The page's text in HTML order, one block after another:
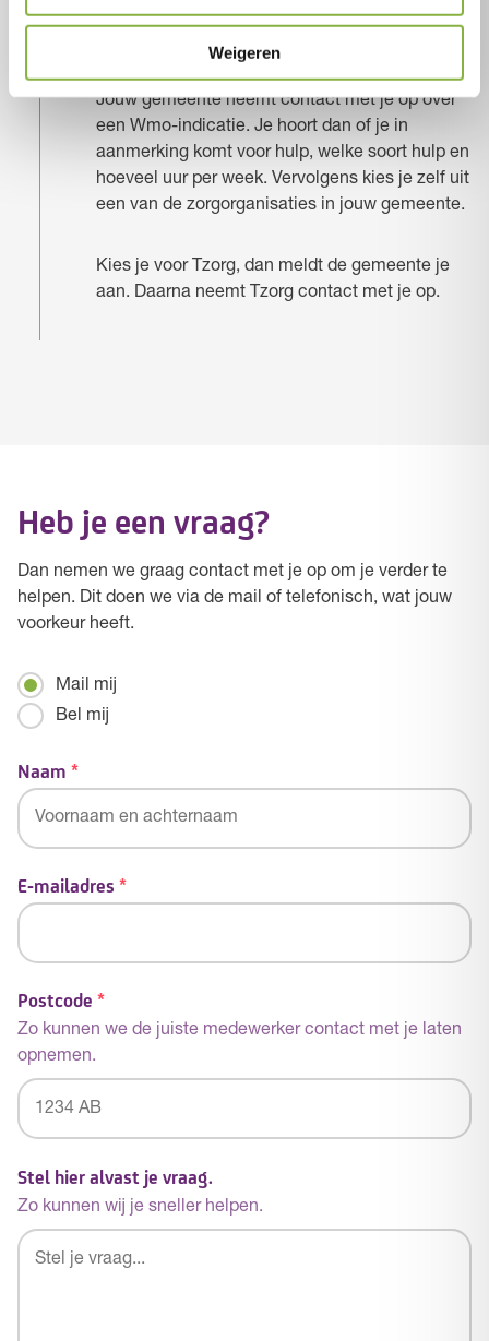
Weigeren
Kies een zorgorganisatie in jouw
Jouw gemeente neemt contact met je op over
een Wmo-indicatie. Je hoort dan of je in
aanmerking komt voor hulp, welke soort hulp en
hoeveel uur per week. Vervolgens kies je zelf uit
een van de zorgorganisaties in jouw gemeente.
Kies je voor Tzorg, dan meldt de gemeente je
aan. Daarna neemt Tzorg contact met je op.
Heb je een vraag?
Dan nemen we graag contact met je op om je verder te
helpen. Dit doen we via de mail of telefonisch, wat jouw
voorkeur heeft.
Mailen
/
Bellen
Mail mij
Bel mij
Naam *
E-mailadres *
Postcode *
Zo kunnen we de juiste medewerker contact met je laten
opnemen.
Stel hier alvast je vraag.
Zo kunnen wij je sneller helpen.